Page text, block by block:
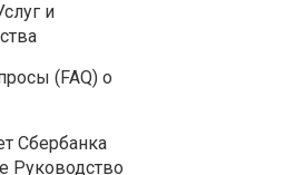
и
(FAQ) о
Сбербанка
Руководство